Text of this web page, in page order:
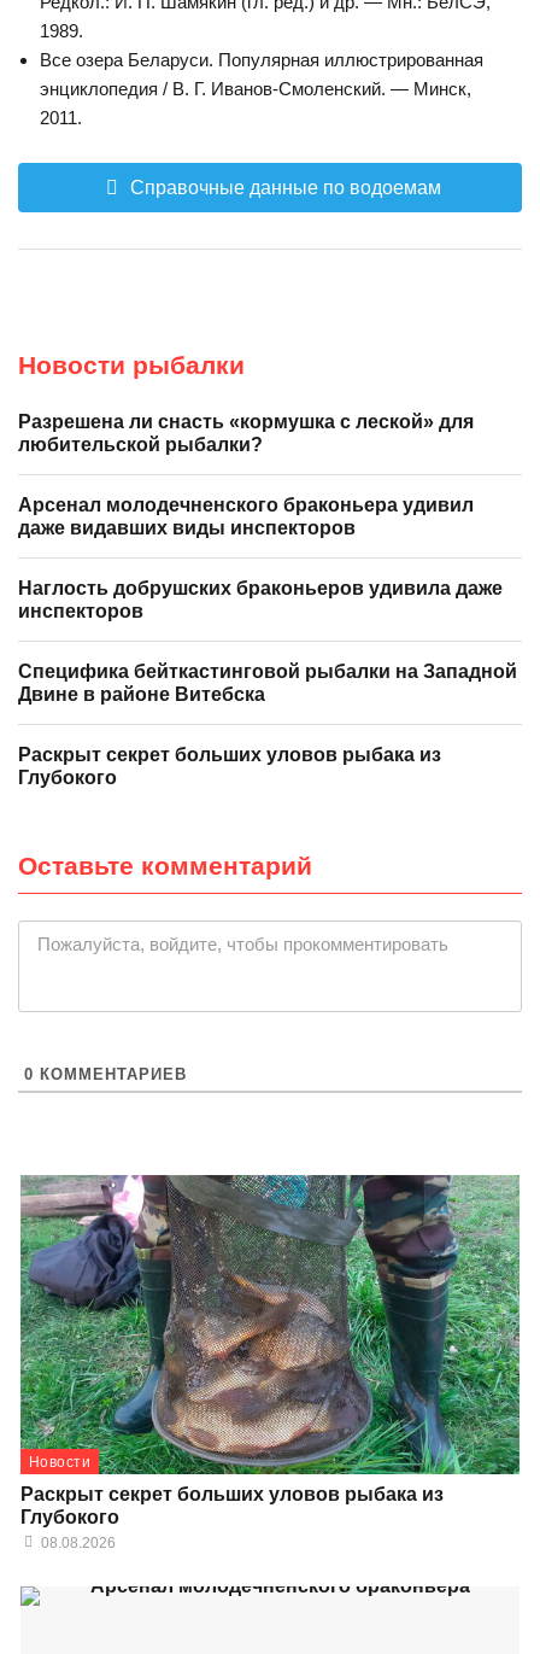
1989.
Все озера Беларуси. Популярная иллюстрированная
энциклопедия / В. Г. Иванов-Смоленский. — Минск,
2011.
Справочные данные по водоемам
Новости рыбалки
Разрешена ли снасть «кормушка с леской» для
любительской рыбалки?
Арсенал молодечненского браконьера удивил
даже видавших виды инспекторов
Наглость добрушских браконьеров удивила даже
инспекторов
Специфика бейткастинговой рыбалки на Западной
Двине в районе Витебска
Раскрыт секрет больших уловов рыбака из
Глубокого
Оставьте комментарий
Пожалуйста, войдите, чтобы прокомментировать
0 КОММЕНТАРИЕВ
Новости
Раскрыт секрет больших уловов рыбака из
Глубокого
08.08.2026